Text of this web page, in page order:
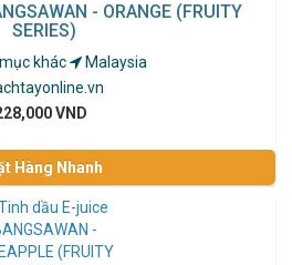
- ORANGE (FRUITY
SERIES)
khác
Malaysia
VND
Hàng Nhanh